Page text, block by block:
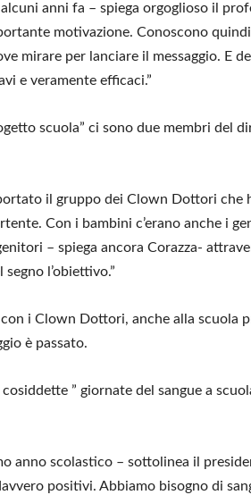
anni fa – spiega orgoglioso il
motivazione. Conoscono
mirare per lanciare il messaggio. E
e veramente efficaci.”
scuola” ci sono due membri del
il gruppo dei Clown Dottori che
Con i bambini c’erano anche i
– spiega ancora Corazza-
l’obiettivo.”
i Clown Dottori, anche alla scuola
è passato.
” giornate del sangue a
anno scolastico – sottolinea il
positivi. Abbiamo bisogno di